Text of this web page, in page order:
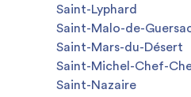
Saint-Lyphard
Saint-Malo-de-
Saint-Mars-du-Désert
Saint-Michel-Chef-
Saint-Nazaire